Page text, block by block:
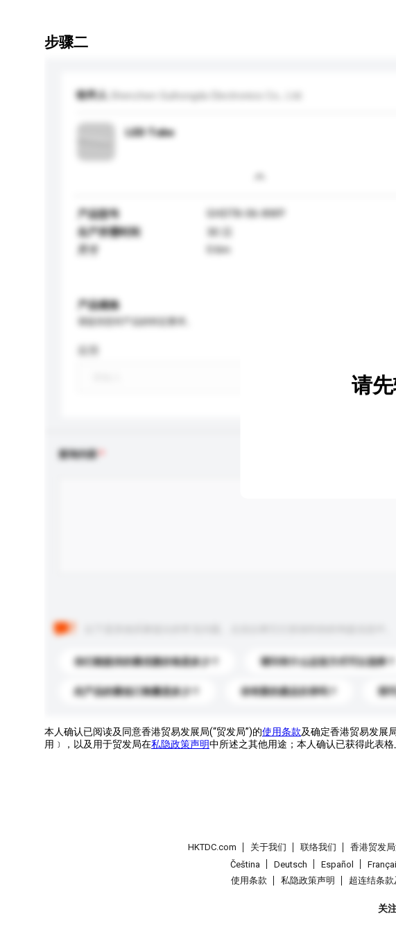
步骤二
收件人 Shenzhen Guihongda Electronics Co., Ltd.
LED Tube
产品型号
GHDT8-06-8WP
生产所需时间
30 日
0.6m
产品规格
新增/删除选
查询内容
你们能提供的最优惠价格是多少？ 请问有什么运送方式可以选择？
此产品的最低订购量是多少？ 你有新的產品目录吗？ 我
请
本人确认已阅读及同意香港贸易发展局(“贸发局”)的使用条款及确定香港贸易发展
用﹞，以及用于贸发局在私隐政策声明中所述之其他用途；本人确认已获得此表
HKTDC.com 关于我们 联络我们 香港贸发
Čeština
Deutsch Español
使用条款
私隐政策声明 超连结条款
关